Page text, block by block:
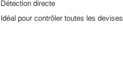
Détection directe
Idéal pour contrôler toutes les devises